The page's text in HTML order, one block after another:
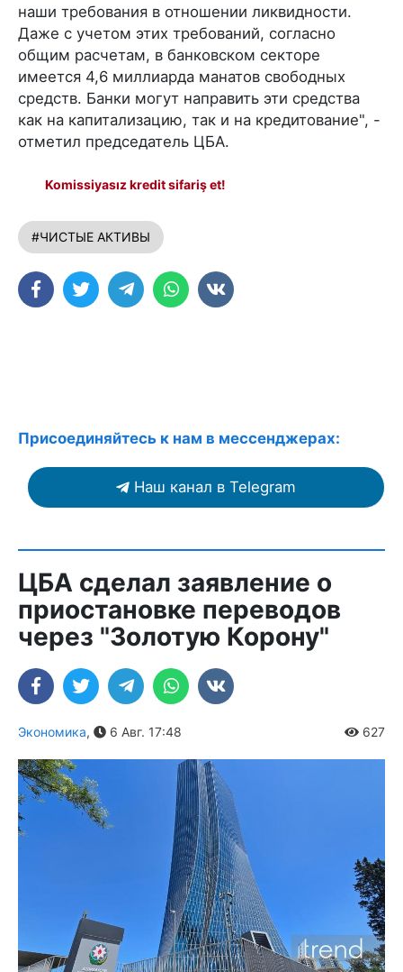
наши требования в отношении ликвидности.
Даже с учетом этих требований, согласно
общим расчетам, в банковском секторе
имеется 4,6 миллиарда манатов свободных
средств. Банки могут направить эти средства
как на капитализацию, так и на кредитование", -
отметил председатель ЦБА.
Komissiyasız kredit sifariş et!
#ЧИСТЫЕ АКТИВЫ
Присоединяйтесь к нам в мессенджерах:
Наш канал в Telegram
ЦБА сделал заявление о
приостановке переводов
через "Золотую Корону"
Экономика, 6 Авг. 17:48 627